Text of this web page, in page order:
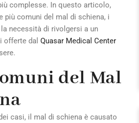
complesse. In questo articolo,
più comuni del mal di schiena, i
necessità di rivolgersi a un
offerte dal Quasar Medical Center
del Mal
casi, il mal di schiena è causato